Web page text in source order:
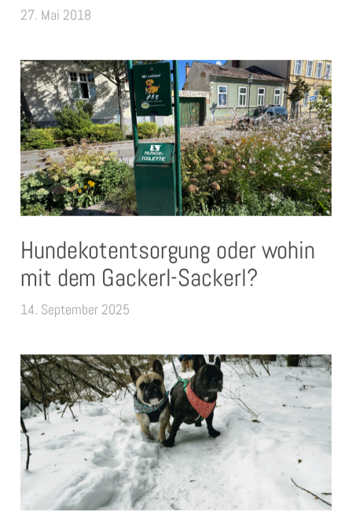
27. Mai 2018
Hundekotentsorgung oder wohin
mit dem Gackerl-Sackerl?
14. September 2025